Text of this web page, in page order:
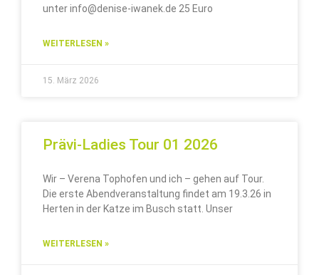
unter info@denise-iwanek.de 25 Euro
WEITERLESEN »
15. März 2026
Prävi-Ladies Tour 01 2026
Wir – Verena Tophofen und ich – gehen auf Tour.
Die erste Abendveranstaltung findet am 19.3.26 in
Herten in der Katze im Busch statt. Unser
WEITERLESEN »